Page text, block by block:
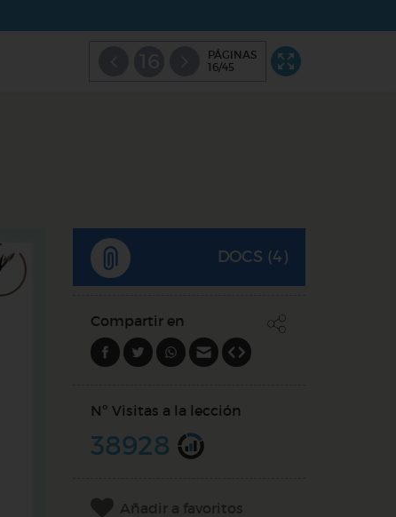
PÁGINAS
16/45
DOCS (4)
Compartir en
Nº Visitas a la lección
38928
Añadir a favoritos